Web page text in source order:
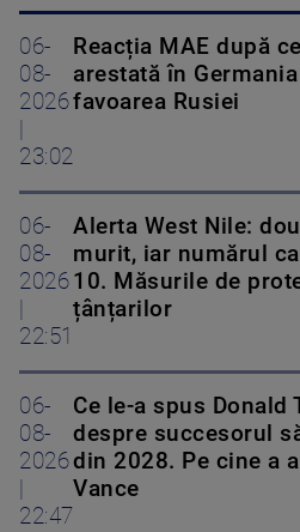
06-
08-
2026
23:02
Reacția MAE după
arestată în
favoarea Rusiei
06-
08-
2026
22:51
Alerta West Nile:
murit, iar numărul
10. Măsurile de
țânțarilor
06-
08-
2026
22:47
Ce le-a spus
despre succesorul
din 2028. Pe cine a
Vance